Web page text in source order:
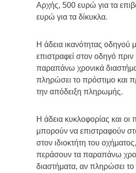
Αρχής, 500 ευρώ για τα
ευρώ για τα δίκυκλα.
Η άδεια ικανότητας οδηγού
επιστραφεί στον οδηγό
παραπάνω χρονικά
πληρώσει το πρόστιμο και
την απόδειξη πληρωμής.
Η άδεια κυκλοφορίας και οι
μπορούν να επιστραφούν
στον ιδιοκτήτη του
περάσουν τα παραπάνω
διαστήματα, αν πληρώσει το